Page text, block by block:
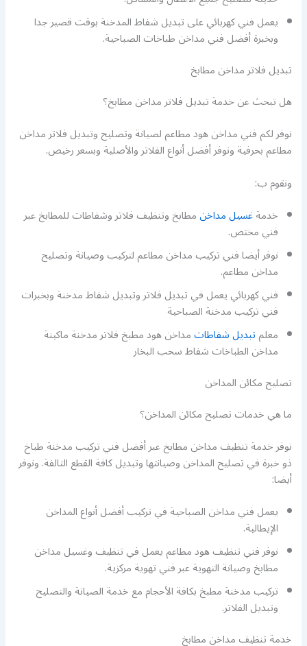
يعمل فني كهربائي على تبديل شفاط المدخنة بوقت قصير جدا
وبخبرة أفضل فني مداخن طباخات الصباحية.
تبديل فلاتر مداخن مطابخ
هل تبحث عن خدمة تبديل فلاتر مداخن مطابخ؟
نوفر لكم فني مداخن هود مطاعم لصيانة وتصليح وتبديل فلاتر مداخن
مطاعم بحرفية ونوفر أفضل أنواع الفلاتر والأصلية وبسعر رخيص.
ونقوم ب:
خدمةغسيل مداخنمطابخ وتنظيف فلاتر وشفاطات للمطابخ عبر
فني مختص.
نوفر أيضا فني تركيب مداخن مطاعم لتركيب وصيانة وتصليح
مداخن مطاعم.
فني كهربائي يعمل في تبديل فلاتر وتبديل شفاط مدخنة وبخبرات
فني تركيب مدخنة الصباحية
معلمتبديل شفاطاتمداخن هود مطبخ فلاتر مدخنة ماكينة
مداخن الطباخات شفاط سحب البخار
تصليح مكائن المداخن
ما هي خدمات تصليح مكائن المداخن؟
نوفر خدمة تنظيف مداخن مطابخ عبر أفضل فني تركيب مدخنة طباخ
ذو خبرة في تصليح المداخن وصيانتها وتبديل كافة القطع التالفة. ونوفر
أيضا:
يعمل فني مداخن الصباحية في تركيب أفضل أنواع المداخن
الإيطالية.
نوفر فني تنظيف هود مطاعم يعمل في تنظيف وغسيل مداخن
مطابخ وصيانة التهوية عبر فني تهوية مركزية.
تركيب مدخنة مطبخ بكافة الأحجام مع خدمة الصيانة والتصليح
وتبديل الفلاتر.
خدمة تنظيف مداخن مطابخ